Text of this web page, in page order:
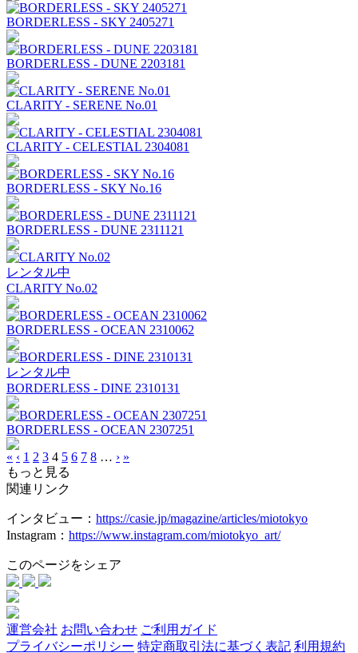
BORDERLESS - SKY 2405271
BORDERLESS - DUNE 2203181
CLARITY - SERENE No.01
CLARITY - CELESTIAL 2304081
BORDERLESS - SKY No.16
BORDERLESS - DUNE 2311121
レンタル中
CLARITY No.02
BORDERLESS - OCEAN 2310062
レンタル中
BORDERLESS - DINE 2310131
BORDERLESS - OCEAN 2307251
« ‹ 1 2 3 4 5 6 7 8 … › »
もっと見る
関連リンク
インタビュー： https://casie.jp/magazine/articles/miotokyo
Instagram： https://www.instagram.com/miotokyo_art/
このページをシェア
運営会社 お問い合わせ ご利用ガイド
プライバシーポリシー 特定商取引法に基づく表記 利用規約